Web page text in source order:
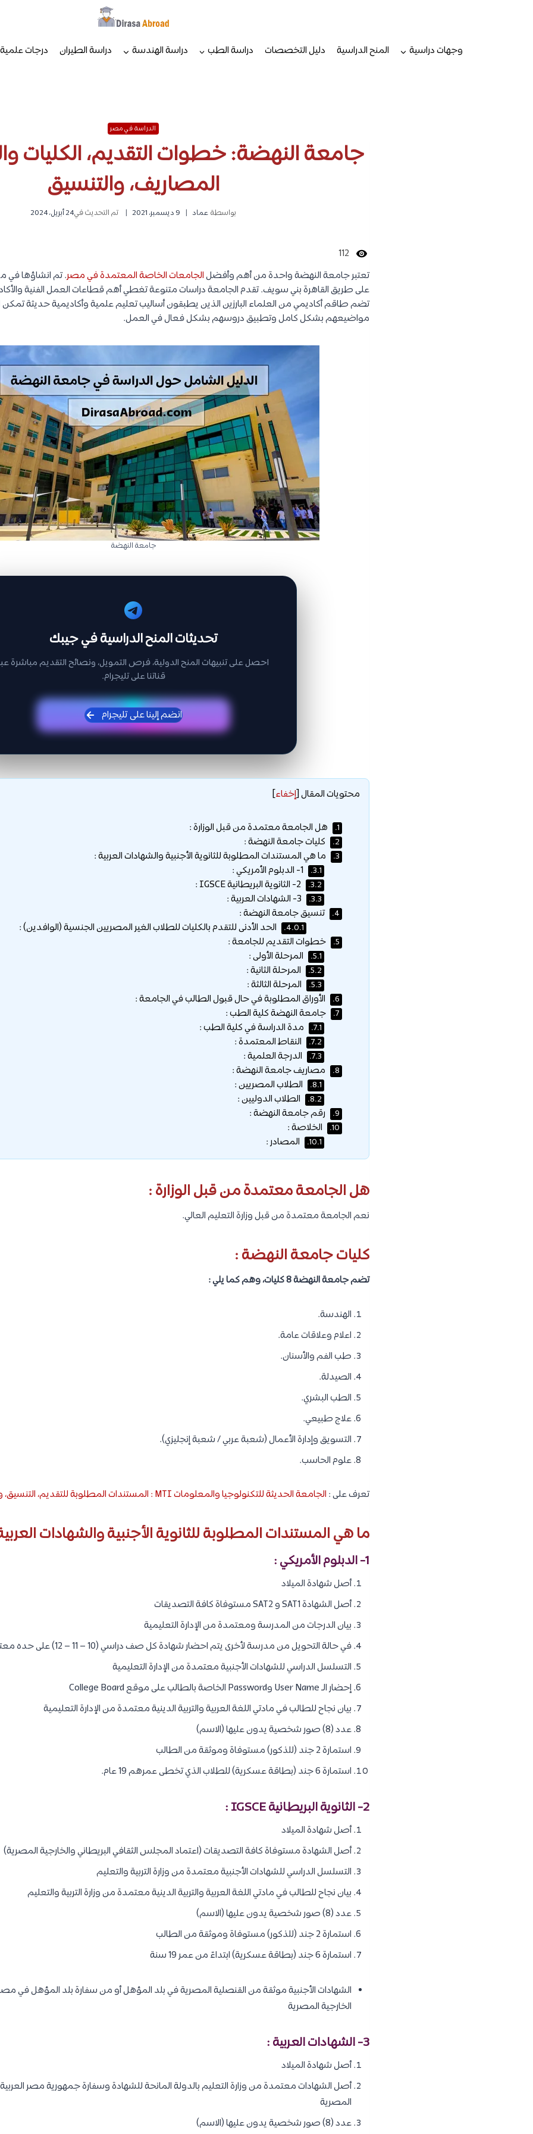
وجهات دراسية
المنح الدراسية دليل التخصصات دراسة الطب دراسة الهندسة دراسة الطيران درجات علمية
الدراسة في مصر
جامعة النهضة: خطوات التقديم، الكليات
المصاريف، والتنسيق
بواسطة عماد 9 ديسمبر، 2021 تم التحديث في24 أبريل، 2024
112
تعتبر جامعة النهضة واحدة من أهم وأفضلالجامعات الخاصة المعتمدة في مصر. تم انشاؤها في
على طريق القاهرة بني سويف. تقدم الجامعة دراسات متنوعة تغطي أهم قطاعات العمل الفنية
تضم طاقم أكاديمي من العلماء البارزين الذين يطبقون أساليب تعليم علمية وأكاديمية حديثة
مواضيعهم بشكل كامل وتطبيق دروسهم بشكل فعال في العمل.
جامعة النهضة
تحديثات المنح الدراسية في جيبك
احصل على تنبيهات المنح الدولية، فرص التمويل، ونصائح التقديم مباشرة
قناتنا على تليجرام.
انضم إلينا على تليجرام
محتويات المقال[إخفاء]
1. هل الجامعة معتمدة من قبل الوزارة :
2. كليات جامعة النهضة :
3. ما هي المستندات المطلوبة للثانوية الأجنبية والشهادات العربية :
3.1.
3.2.
3.3.
4. تنسيق جامعة النهضة :
4.0.1. الحد الأدنى للتقدم بالكليات للطلاب الغير المصريين الجنسية (الوافدين) :
5. خطوات التقديم للجامعة :
5.1. المرحلة الأولى :
5.2. المرحلة الثانية :
5.3. المرحلة الثالثة :
6. الأوراق المطلوبة في حال قبول الطالب في الجامعة :
7. جامعة النهضة كلية الطب :
7.1. مدة الدراسة في كلية الطب :
7.2. النقاط المعتمدة :
7.3. الدرجة العلمية :
8. مصاريف جامعة النهضة :
8.1. الطلاب المصريين :
8.2. الطلاب الدوليين :
9. رقم جامعة النهضة :
10. الخلاصة :
10.1. المصادر :
هل الجامعة معتمدة من قبل الوزارة :
نعم الجامعة معتمدة من قبل وزارة التعليم العالي.
كليات جامعة النهضة :
تضم جامعة النهضة 8 كليات، وهم كما يلي :
الهندسة.
اعلام وعلاقات عامة.
طب الفم والأسنان.
الصيدلة.
الطب البشري.
علاج طبيعي.
التسويق وإدارة الأعمال (شعبة عربي / شعبة إنجليزي).
علوم الحاسب.
تعرف على : الجامعة الحديثة للتكنولوجيا والمعلومات MTI : المستندات المطلوبة للتقديم، التنسيق، ومصاريف جميع الكليات
ما هي المستندات المطلوبة للثانوية الأجنبية والشهادات
1- الدبلوم الأمريكي :
أصل شهادة الميلاد
أصل الشهادة SAT1 و SAT2 مستوفاة كافة التصديقات
بيان الدرجات من المدرسة ومعتمدة من الإدارة التعليمية
في حالة التحويل من مدرسة لأخرى يتم احضار شهادة كل صف دراسي (10 – 11 – 12) على حده معتمدة من الإدارة التعليمية
التسلسل الدراسي للشهادات الأجنبية معتمدة من الإدارة التعليمية
إحضار الـ User Name وPassword الخاصة بالطالب على موقع College Board
بيان نجاح للطالب في مادتي اللغة العربية والتربية الدينية معتمدة من الإدارة التعليمية
عدد (8) صور شخصية يدون عليها (الاسم)
استمارة 2 جند (للذكور) مستوفاة وموثقة من الطالب
استمارة 6 جند (بطاقة عسكرية) للطلاب الذي تخطى عمرهم 19 عام.
2- الثانوية البريطانية IGSCE :
أصل شهادة الميلاد
أصل الشهادة مستوفاة كافة التصديقات (اعتماد المجلس الثقافي البريطاني والخارجية المصرية)
التسلسل الدراسي للشهادات الأجنبية معتمدة من وزارة التربية والتعليم
بيان نجاح للطالب في مادتي اللغة العربية والتربية الدينية معتمدة من وزارة التربية والتعليم
عدد (8) صور شخصية يدون عليها (الاسم)
استمارة 2 جند (للذكور) مستوفاة وموثقة من الطالب
استمارة 6 جند (بطاقة عسكرية) ابتداءً من عمر 19 سنة
الشهادات الأجنبية موثقة من القنصلية المصرية في بلد المؤهل أو من سفارة بلد المؤهل في
الخارجية المصرية
3- الشهادات العربية :
أصل شهادة الميلاد
أصل الشهادات معتمدة من وزارة التعليم بالدولة المانحة للشهادة وسفارة جمهورية مصر العربية
المصرية
عدد (8) صور شخصية يدون عليها (الاسم)